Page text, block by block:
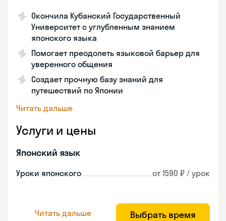
Окончила Кубанский Государственный
Университет с углубленным знанием
японского языка
Помогает преодолеть языковой барьер для
уверенного общения
Создает прочную базу знаний для
путешествий по Японии
Читать дальше
Услуги и цены
Японский язык
Уроки японского от 1590 ₽ / урок
Читать дальше Выбрать время